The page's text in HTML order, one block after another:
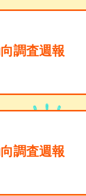
調査週報
調査週報